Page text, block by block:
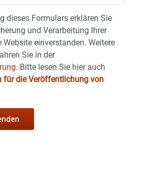
dieses Formulars erklären Sie
und Verarbeitung Ihrer
Website einverstanden. Weitere
Sie in der
Bitte lesen Sie hier auch
für die Veröffentlichung von